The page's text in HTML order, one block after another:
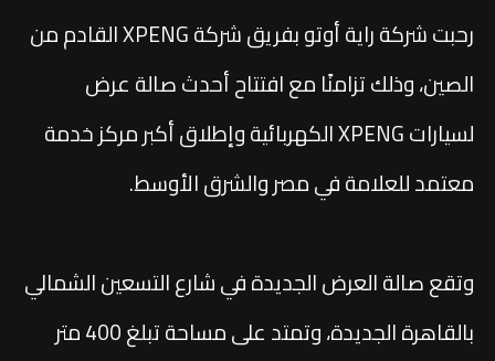
رحبت شركة راية أوتو بفريق شركة XPENG القادم من
الصين، وذلك تزامنًا مع افتتاح أحدث صالة عرض
لسيارات XPENG الكهربائية وإطلاق أكبر مركز خدمة
معتمد للعلامة في مصر والشرق الأوسط.
وتقع صالة العرض الجديدة في شارع التسعين الشمالي
بالقاهرة الجديدة، وتمتد على مساحة تبلغ 400 متر